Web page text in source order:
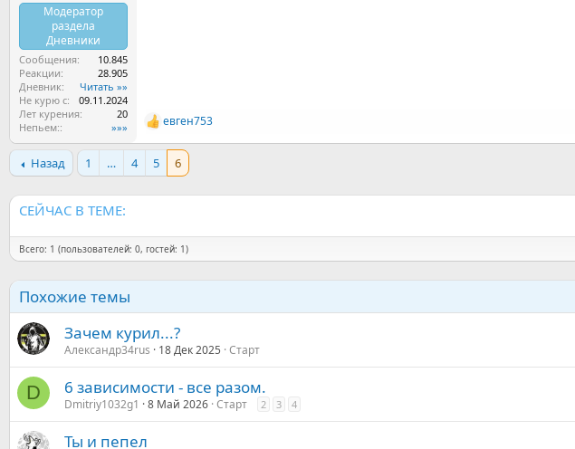
Модератор
раздела
Дневники
Сообщения
10.845
Реакции
28.905
Дневник
Читать »»
Не курю с
09.11.2024
Лет курения
20
Непьем:
»»»
Р
е
и
евген753
Назад 1 … 4 5 6
СЕЙЧАС В ТЕМЕ:
Всего: 1 (пользователей: 0, гостей: 1)
Похожие темы
Зачем курил...?
Александр34rus 18 Дек 2025 Старт
D 6 зависимости - все разом.
Dmitriy1032g1 8 Май 2026 Старт 2 3 4
Ты и пепел